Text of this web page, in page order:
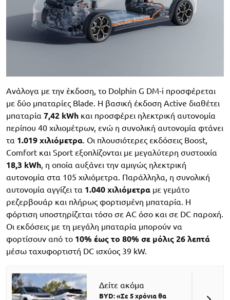
Ανάλογα με την έκδοση, το Dolphin G DM-i προσφέρεται
με δύο μπαταρίες Blade. Η βασική έκδοση Active διαθέτει
μπαταρία 7,42 kWh και προσφέρει ηλεκτρική αυτονομία
περίπου 40 χιλιομέτρων, ενώ η συνολική αυτονομία φτάνει
τα 1.019 χιλιόμετρα. Οι πλουσιότερες εκδόσεις Boost,
Comfort και Sport εξοπλίζονται με μεγαλύτερη συστοιχία
18,3 kWh, η οποία αυξάνει την αμιγώς ηλεκτρική
αυτονομία στα 105 χιλιόμετρα. Παράλληλα, η συνολική
αυτονομία αγγίζει τα 1.040 χιλιόμετρα με γεμάτο
ρεζερβουάρ και πλήρως φορτισμένη μπαταρία. Η
φόρτιση υποστηρίζεται τόσο σε AC όσο και σε DC παροχή.
Οι εκδόσεις με τη μεγάλη μπαταρία μπορούν να
φορτίσουν από το 10% έως το 80% σε μόλις 26 λεπτά
μέσω ταχυφορτιστή DC ισχύος 39 kW.
Δείτε ακόμα
BYD: «Σε 5 χρόνια θα